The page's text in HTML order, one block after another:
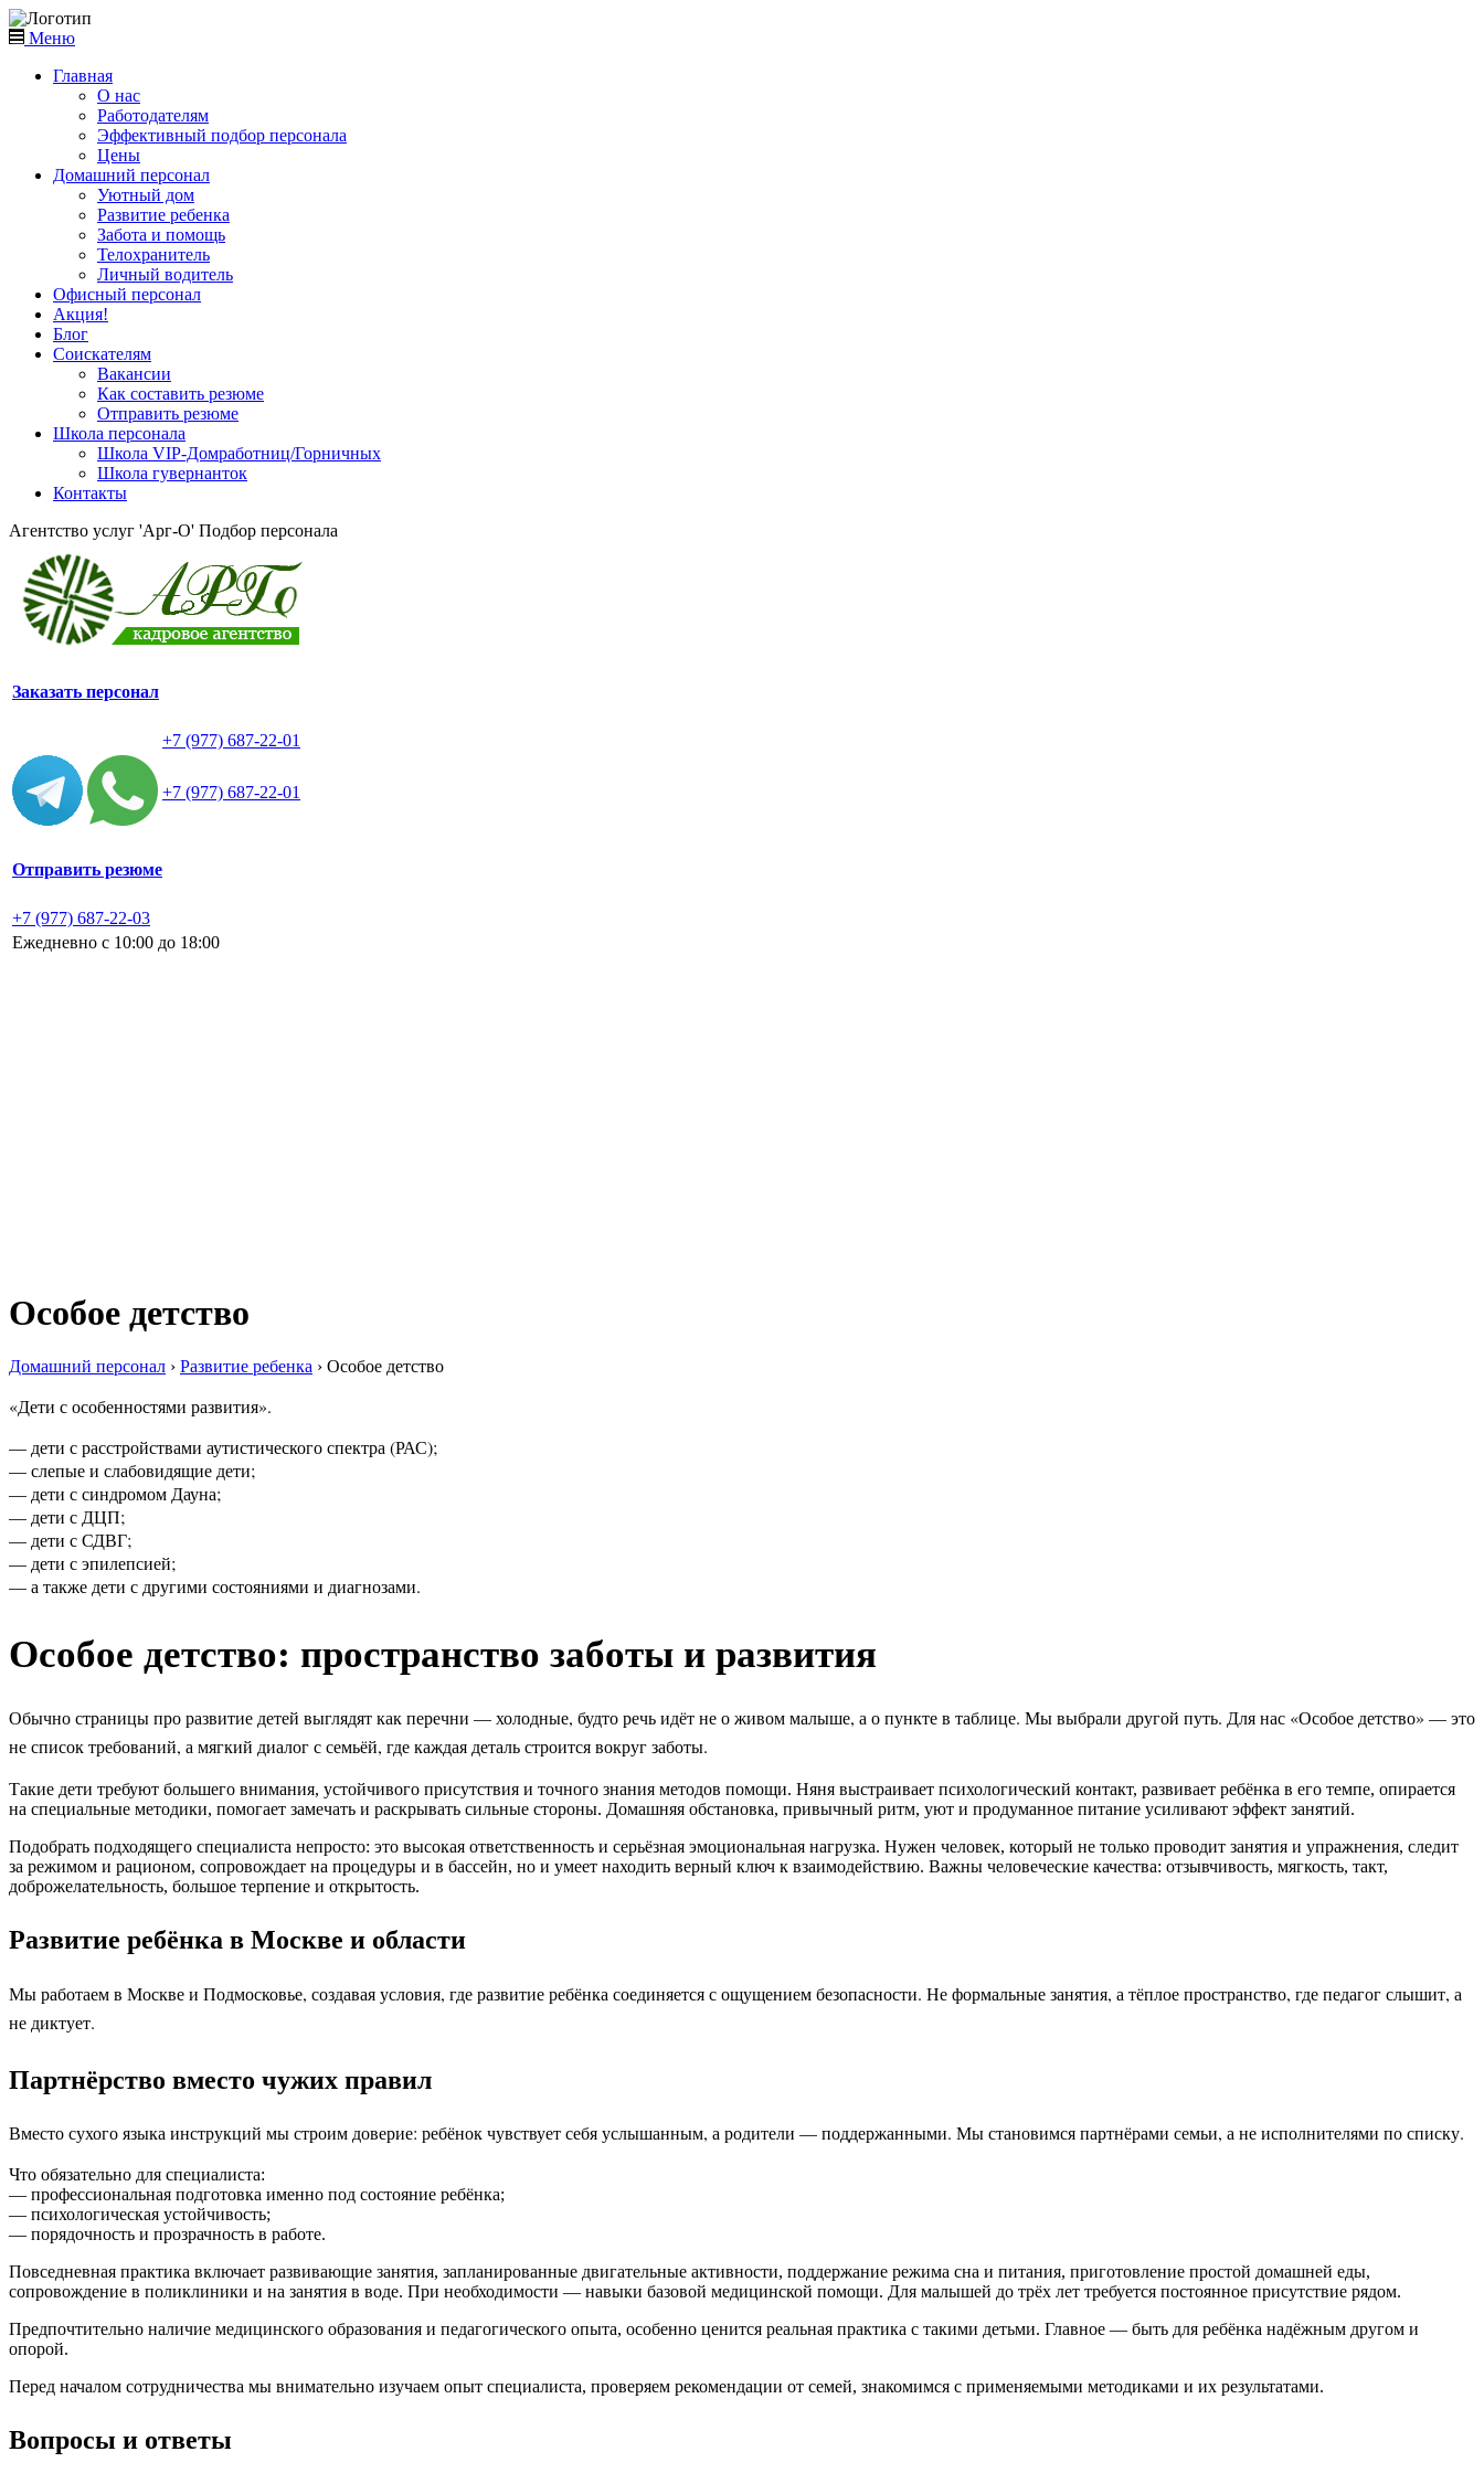
Меню
Главная
О нас
Работодателям
Эффективный подбор персонала
Цены
Домашний персонал
Уютный дом
Развитие ребенка
Забота и помощь
Телохранитель
Личный водитель
Офисный персонал
Акция!
Блог
Соискателям
Вакансии
Как составить резюме
Отправить резюме
Школа персонала
Школа VIP-Домработниц/Горничных
Школа гувернанток
Контакты
Агентство услуг 'Арг-О' Подбор персонала
Заказать персонал
+7 (977) 687-22-01
+7 (977) 687-22-01
Отправить резюме
+7 (977) 687-22-03
Ежедневно с 10:00 до 18:00
Особое детство
Домашний персонал › Развитие ребенка › Особое детство
«Дети с особенностями развития».
— дети с расстройствами аутистического спектра (РАС);
— слепые и слабовидящие дети;
— дети с синдромом Дауна;
— дети с ДЦП;
— дети с СДВГ;
— дети с эпилепсией;
— а также дети с другими состояниями и диагнозами.
Особое детство: пространство заботы и развития
Обычно страницы про развитие детей выглядят как перечни — холодные, будто речь идёт не о живом малыше, а о пункте в таблице. Мы выбрали другой путь. Для нас «Особое детство» — это
не список требований, а мягкий диалог с семьёй, где каждая деталь строится вокруг заботы.
Такие дети требуют большего внимания, устойчивого присутствия и точного знания методов помощи. Няня выстраивает психологический контакт, развивает ребёнка в его темпе, опирается
на специальные методики, помогает замечать и раскрывать сильные стороны. Домашняя обстановка, привычный ритм, уют и продуманное питание усиливают эффект занятий.
Подобрать подходящего специалиста непросто: это высокая ответственность и серьёзная эмоциональная нагрузка. Нужен человек, который не только проводит занятия и упражнения, следит
за режимом и рационом, сопровождает на процедуры и в бассейн, но и умеет находить верный ключ к взаимодействию. Важны человеческие качества: отзывчивость, мягкость, такт,
доброжелательность, большое терпение и открытость.
Развитие ребёнка в Москве и области
Мы работаем в Москве и Подмосковье, создавая условия, где развитие ребёнка соединяется с ощущением безопасности. Не формальные занятия, а тёплое пространство, где педагог слышит, а
не диктует.
Партнёрство вместо чужих правил
Вместо сухого языка инструкций мы строим доверие: ребёнок чувствует себя услышанным, а родители — поддержанными. Мы становимся партнёрами семьи, а не исполнителями по списку.
Что обязательно для специалиста:
— профессиональная подготовка именно под состояние ребёнка;
— психологическая устойчивость;
— порядочность и прозрачность в работе.
Повседневная практика включает развивающие занятия, запланированные двигательные активности, поддержание режима сна и питания, приготовление простой домашней еды,
сопровождение в поликлиники и на занятия в воде. При необходимости — навыки базовой медицинской помощи. Для малышей до трёх лет требуется постоянное присутствие рядом.
Предпочтительно наличие медицинского образования и педагогического опыта, особенно ценится реальная практика с такими детьми. Главное — быть для ребёнка надёжным другом и
опорой.
Перед началом сотрудничества мы внимательно изучаем опыт специалиста, проверяем рекомендации от семей, знакомимся с применяемыми методиками и их результатами.
Вопросы и ответы